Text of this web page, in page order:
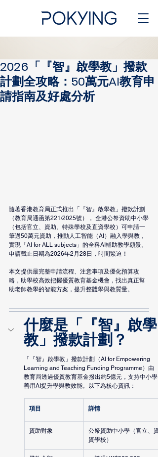
2026「『智』啟學教」撥款
計劃全攻略：50萬元AI教育申
請指南及好處分析
隨著香港教育局正式推出「『智』啟學教」撥款計劃
（教育局通函第221/2025號）， 全港公帑資助中小學
（包括官立、資助、特殊學校及直資學校）可申請一
筆過50萬元資助，推動人工智能（AI）融入學與教，
實現「AI for ALL subjects」的全科AI輔助教學願景。
申請截止日期為2026年2月28日，時間緊迫！
本文提供最完整申請流程、注意事項及優化預算攻
略，助學校高效把握優質教育基金機會，找出真正幫
助老師教學的智能方案，提升整體學與教質量。
什麼是「『智』啟學
教」撥款計劃？
「『智』啟學教」撥款計劃（AI for Empowering
Learning and Teaching Funding Programme）由
教育局透過優質教育基金撥出約5億元，支持中小學
善用AI提升學與教效能。以下為核心資訊：
項目 詳情
資助對象
公帑資助中小學（官立、
資學校）